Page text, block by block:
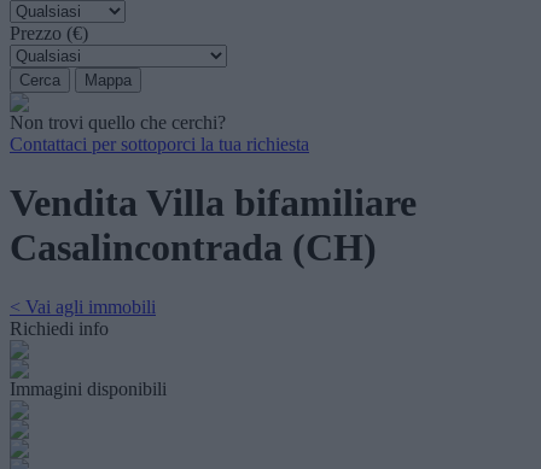
Prezzo (€)
Non trovi quello che cerchi?
Contattaci per sottoporci la tua richiesta
Vendita Villa bifamiliare
Casalincontrada (CH)
< Vai agli immobili
Richiedi info
Immagini disponibili